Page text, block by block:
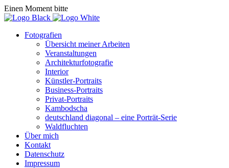
Einen Moment bitte
Fotografien
Übersicht meiner Arbeiten
Veranstaltungen
Architekturfotografie
Interior
Künstler-Portraits
Business-Portraits
Privat-Portraits
Kambodscha
deutschland diagonal – eine Porträt-Serie
Waldfluchten
Über mich
Kontakt
Datenschutz
Impressum